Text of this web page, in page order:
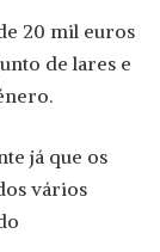
20 mil euros
de lares e
já que os
vários